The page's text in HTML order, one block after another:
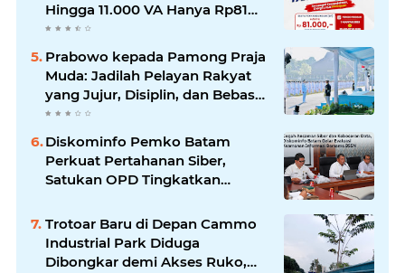
Hingga 11.000 VA Hanya Rp81
Ribu
Prabowo kepada Pamong Praja
Muda: Jadilah Pelayan Rakyat
yang Jujur, Disiplin, dan Bebas
Korupsi
Diskominfo Pemko Batam
Perkuat Pertahanan Siber,
Satukan OPD Tingkatkan
Pemerintah
Trotoar Baru di Depan Cammo
Industrial Park Diduga
Dibongkar demi Akses Ruko,